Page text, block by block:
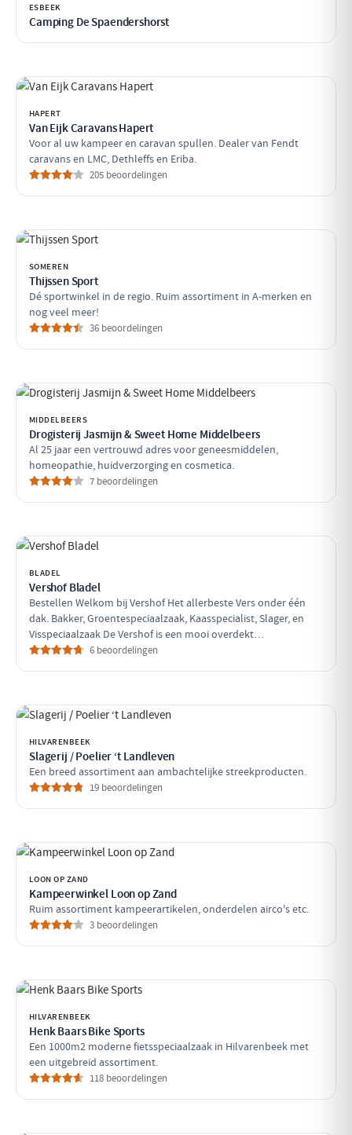
ESBEEK
Camping De Spaendershorst
HAPERT
Van Eijk Caravans Hapert
Voor al uw kampeer en caravan spullen. Dealer van Fendt
caravans en LMC, Dethleffs en Eriba.
205 beoordelingen
SOMEREN
Thijssen Sport
Dé sportwinkel in de regio. Ruim assortiment in A-merken en
nog veel meer!
36 beoordelingen
MIDDELBEERS
Drogisterij Jasmijn & Sweet Home Middelbeers
Al 25 jaar een vertrouwd adres voor geneesmiddelen,
homeopathie, huidverzorging en cosmetica.
7 beoordelingen
BLADEL
Vershof Bladel
Bestellen Welkom bij Vershof Het allerbeste Vers onder één
dak. Bakker, Groentespeciaalzaak, Kaasspecialist, Slager, en
Visspeciaalzaak De Vershof is een mooi overdekt…
6 beoordelingen
HILVARENBEEK
Slagerij / Poelier ‘t Landleven
Een breed assortiment aan ambachtelijke streekproducten.
19 beoordelingen
LOON OP ZAND
Kampeerwinkel Loon op Zand
Ruim assortiment kampeerartikelen, onderdelen airco's etc.
3 beoordelingen
HILVARENBEEK
Henk Baars Bike Sports
Een 1000m2 moderne fietsspeciaalzaak in Hilvarenbeek met
een uitgebreid assortiment.
118 beoordelingen